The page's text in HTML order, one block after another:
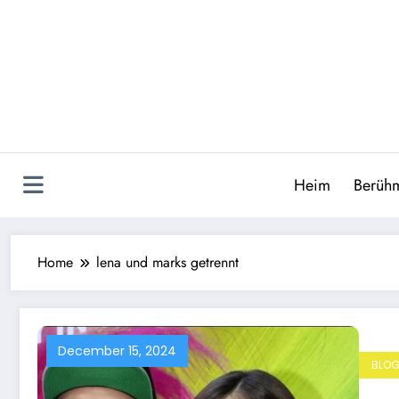
Heim
Home lena und marks getrennt
December 15, 2024
BLOG